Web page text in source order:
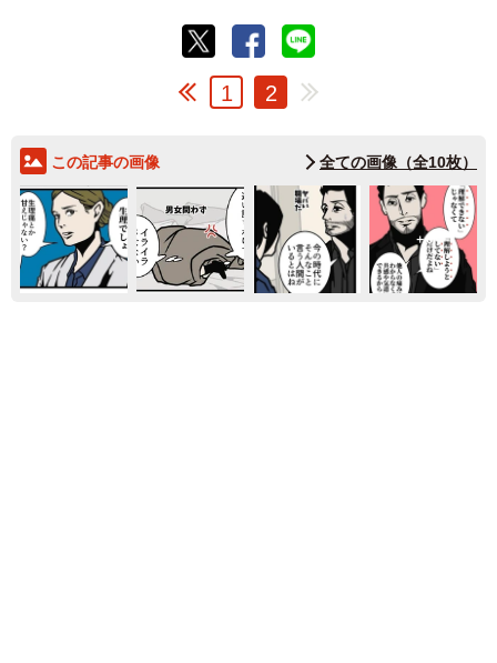
1 2
この記事の画像 全ての画像（全10枚）
6